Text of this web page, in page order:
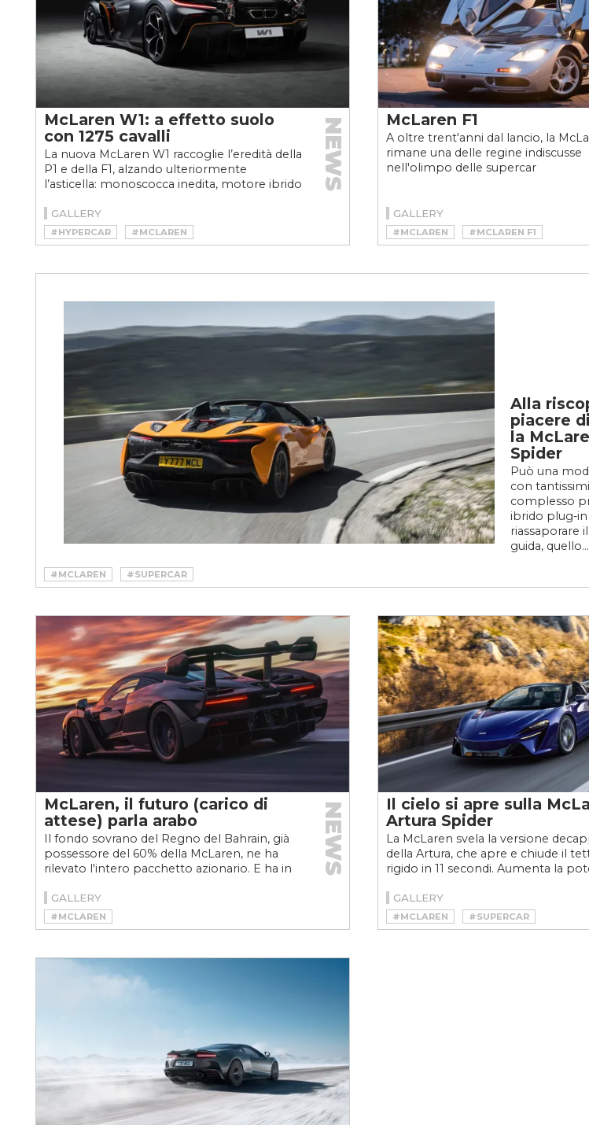
McLaren W1: a effetto suolo
con 1275 cavalli
La nuova McLaren W1 raccoglie l’eredità della
P1 e della F1, alzando ulteriormente
l’asticella: monoscocca inedita, motore ibrido
NEWS
GALLERY
#HYPERCAR #MCLAREN
McLaren F1
A oltre trent'anni dal lancio, la
rimane una delle regine indiscusse
nell'olimpo delle supercar
GALLERY
#MCLAREN
#MCLAREN F1
#MCLAREN F1 STORIA
Alla
piacere
la
Spider
Può una
con
complesso
ibrido plug-in
riassaporare
guida, quello...
#MCLAREN #SUPERCAR
McLaren, il futuro (carico di
attese) parla arabo
Il fondo sovrano del Regno del Bahrain, già
possessore del 60% della McLaren, ne ha
rilevato l'intero pacchetto azionario. E ha in
NEWS
GALLERY
#MCLAREN
Il cielo si apre sulla
Artura Spider
La McLaren svela la versione
della Artura, che apre e chiude il
rigido in 11 secondi. Aumenta la
GALLERY
#MCLAREN #SUPERCAR